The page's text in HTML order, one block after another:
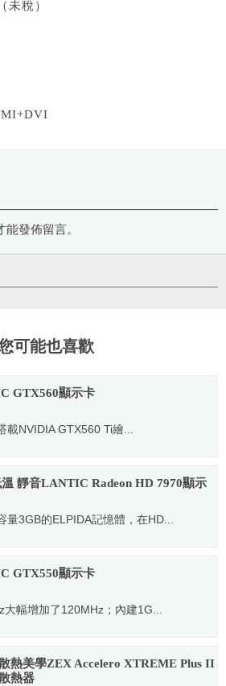
未稅）
能發佈留言。
可能也喜歡
GTX560顯示卡
載NVIDIA GTX560 Ti繪...
靜音LANTIC Radeon HD 7970顯示
量3GB的ELPIDA記憶體，在HD...
GTX550顯示卡
大幅增加了120MHz；內建1G...
熱美學ZEX Accelero XTREME Plus II
熱器